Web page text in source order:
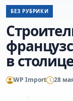
БЕЗ РУБРИКИ
в
WP Import 28